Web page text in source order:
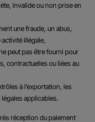
invalide ou non prise en
une fraude, un abus,
illégale,
peut pas être fourni pour
contractuelles ou liées au
à l’exportation, les
applicables.
réception du paiement